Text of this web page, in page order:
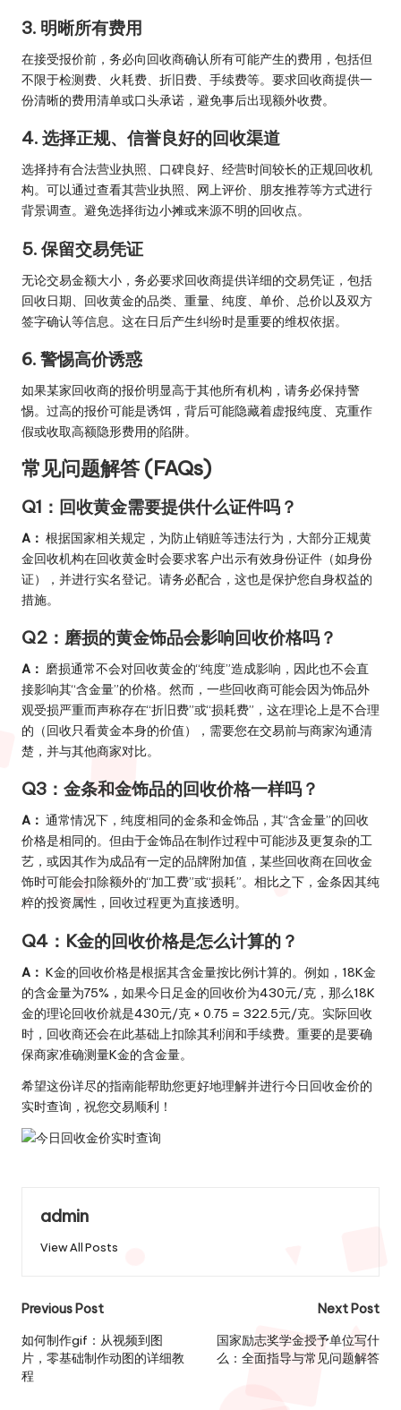
3. 明晰所有费用
在接受报价前，务必向回收商确认所有可能产生的费用，包括但
不限于检测费、火耗费、折旧费、手续费等。要求回收商提供一
份清晰的费用清单或口头承诺，避免事后出现额外收费。
4. 选择正规、信誉良好的回收渠道
选择持有合法营业执照、口碑良好、经营时间较长的正规回收机
构。可以通过查看其营业执照、网上评价、朋友推荐等方式进行
背景调查。避免选择街边小摊或来源不明的回收点。
5. 保留交易凭证
无论交易金额大小，务必要求回收商提供详细的交易凭证，包括
回收日期、回收黄金的品类、重量、纯度、单价、总价以及双方
签字确认等信息。这在日后产生纠纷时是重要的维权依据。
6. 警惕高价诱惑
如果某家回收商的报价明显高于其他所有机构，请务必保持警
惕。过高的报价可能是诱饵，背后可能隐藏着虚报纯度、克重作
假或收取高额隐形费用的陷阱。
常见问题解答 (FAQs)
Q1：回收黄金需要提供什么证件吗？
A： 根据国家相关规定，为防止销赃等违法行为，大部分正规黄
金回收机构在回收黄金时会要求客户出示有效身份证件（如身份
证），并进行实名登记。请务必配合，这也是保护您自身权益的
措施。
Q2：磨损的黄金饰品会影响回收价格吗？
A： 磨损通常不会对回收黄金的“纯度”造成影响，因此也不会直
接影响其“含金量”的价格。然而，一些回收商可能会因为饰品外
观受损严重而声称存在“折旧费”或“损耗费”，这在理论上是不合理
的（回收只看黄金本身的价值），需要您在交易前与商家沟通清
楚，并与其他商家对比。
Q3：金条和金饰品的回收价格一样吗？
A： 通常情况下，纯度相同的金条和金饰品，其“含金量”的回收
价格是相同的。但由于金饰品在制作过程中可能涉及更复杂的工
艺，或因其作为成品有一定的品牌附加值，某些回收商在回收金
饰时可能会扣除额外的“加工费”或“损耗”。相比之下，金条因其纯
粹的投资属性，回收过程更为直接透明。
Q4：K金的回收价格是怎么计算的？
A： K金的回收价格是根据其含金量按比例计算的。例如，18K金
的含金量为75%，如果今日足金的回收价为430元/克，那么18K
金的理论回收价就是430元/克 × 0.75 = 322.5元/克。实际回收
时，回收商还会在此基础上扣除其利润和手续费。重要的是要确
保商家准确测量K金的含金量。
希望这份详尽的指南能帮助您更好地理解并进行今日回收金价的
实时查询，祝您交易顺利！
admin
View All Posts
Post
navigation
Previous Post
如何制作gif：从视频到图
片，零基础制作动图的详细教
程
Next Post
国家励志奖学金授予单位写什
么：全面指导与常见问题解答